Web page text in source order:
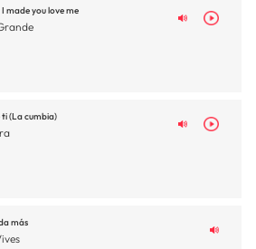
made you love me
ti (La cumbia)
más